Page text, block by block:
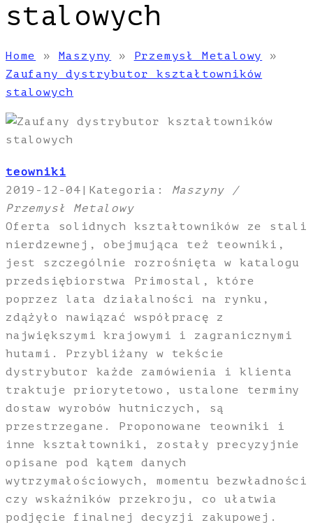
stalowych
Home » Maszyny » Przemysł Metalowy
»
Zaufany dystrybutor kształtowników
stalowych
teowniki
2019-12-04 | Kategoria: Maszyny /
Przemysł Metalowy
Oferta solidnych kształtowników ze stali
nierdzewnej, obejmująca też teowniki,
jest szczególnie rozrośnięta w katalogu
przedsiębiorstwa Primostal, które
poprzez lata działalności na rynku,
zdążyło nawiązać współpracę z
największymi krajowymi i zagranicznymi
hutami. Przybliżany w tekście
dystrybutor każde zamówienia i klienta
traktuje priorytetowo, ustalone terminy
dostaw wyrobów hutniczych, są
przestrzegane. Proponowane teowniki i
inne kształtowniki, zostały precyzyjnie
opisane pod kątem danych
wytrzymałościowych, momentu bezwładności
czy wskaźników przekroju, co ułatwia
podjęcie finalnej decyzji zakupowej.